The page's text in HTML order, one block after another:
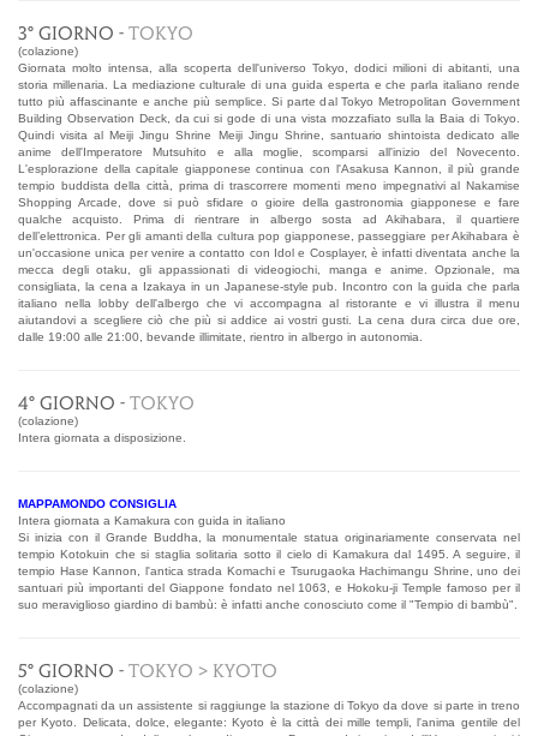
3° GIORNO - TOKYO
(colazione)
Giornata molto intensa, alla scoperta dell'universo Tokyo, dodici milioni di abitanti, una
storia millenaria. La mediazione culturale di una guida esperta e che parla italiano rende
tutto più affascinante e anche più semplice. Si parte dal Tokyo Metropolitan Government
Building Observation Deck, da cui si gode di una vista mozzafiato sulla la Baia di Tokyo.
Quindi visita al Meiji Jingu Shrine Meiji Jingu Shrine, santuario shintoista dedicato alle
anime dell'Imperatore Mutsuhito e alla moglie, scomparsi all'inizio del Novecento.
L'esplorazione della capitale giapponese continua con l'Asakusa Kannon, il più grande
tempio buddista della città, prima di trascorrere momenti meno impegnativi al Nakamise
Shopping Arcade, dove si può sfidare o gioire della gastronomia giapponese e fare
qualche acquisto. Prima di rientrare in albergo sosta ad Akihabara, il quartiere
dell’elettronica. Per gli amanti della cultura pop giapponese, passeggiare per Akihabara è
un'occasione unica per venire a contatto con Idol e Cosplayer, è infatti diventata anche la
mecca degli otaku, gli appassionati di videogiochi, manga e anime. Opzionale, ma
consigliata, la cena a Izakaya in un Japanese-style pub. Incontro con la guida che parla
italiano nella lobby dell'albergo che vi accompagna al ristorante e vi illustra il menu
aiutandovi a scegliere ciò che più si addice ai vostri gusti. La cena dura circa due ore,
dalle 19:00 alle 21:00, bevande illimitate, rientro in albergo in autonomia.
4° GIORNO - TOKYO
(colazione)
Intera giornata a disposizione.
MAPPAMONDO CONSIGLIA
Intera giornata a Kamakura con guida in italiano
Si inizia con il Grande Buddha, la monumentale statua originariamente conservata nel
tempio Kotokuin che si staglia solitaria sotto il cielo di Kamakura dal 1495. A seguire, il
tempio Hase Kannon, l'antica strada Komachi e Tsurugaoka Hachimangu Shrine, uno dei
santuari più importanti del Giappone fondato nel 1063, e Hokoku-ji Temple famoso per il
suo meraviglioso giardino di bambù: è infatti anche conosciuto come il "Tempio di bambù".
5° GIORNO - TOKYO > KYOTO
(colazione)
Accompagnati da un assistente si raggiunge la stazione di Tokyo da dove si parte in treno
per Kyoto. Delicata, dolce, elegante: Kyoto è la città dei mille templi, l'anima gentile del